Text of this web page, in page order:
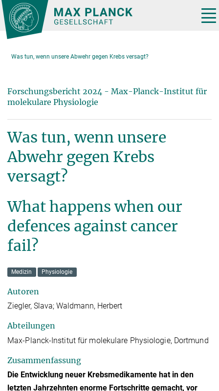
Hauptinhalt
Was tun, wenn unsere Abwehr gegen Krebs versagt?
Forschungsbericht 2024 - Max-Planck-Institut für
molekulare Physiologie
Was tun, wenn unsere
Abwehr gegen Krebs
versagt?
What happens when our
defences against cancer
fail?
Medizin Physiologie
Autoren
Ziegler, Slava; Waldmann, Herbert
Abteilungen
Max-Planck-Institut für molekulare Physiologie, Dortmund
Zusammenfassung
Die Entwicklung neuer Krebsmedikamente hat in den
letzten Jahrzehnten enorme Fortschritte gemacht, vor